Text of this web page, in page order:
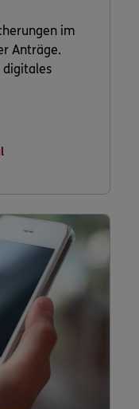
im
Anträge.
digitales